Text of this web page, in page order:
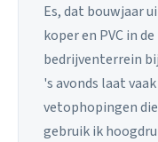
Es, dat bouwjaar
koper en PVC in
bedrijventerrein
's avonds laat
vetophopingen
gebruik ik